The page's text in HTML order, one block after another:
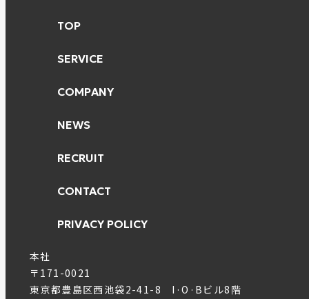
TOP
SERVICE
COMPANY
NEWS
RECRUIT
CONTACT
PRIVACY POLICY
本社
〒171-0021
東京都豊島区西池袋2-41-8 I·O·Bビル8階